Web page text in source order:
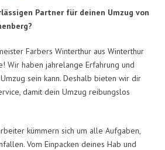
Partner für deinen Umzug von
Farbers Winterthur aus Winterthur
Wir haben jahrelange Erfahrung und
sein kann. Deshalb bieten wir dir
damit dein Umzug reibungslos
kümmern sich um alle Aufgaben,
Vom Einpacken deines Hab und